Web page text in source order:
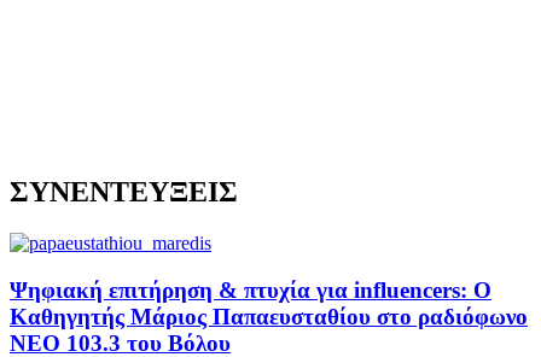
ΣΥΝΕΝΤΕΥΞΕΙΣ
Ψηφιακή επιτήρηση & πτυχία για influencers: Ο
Καθηγητής Μάριος Παπαευσταθίου στο ραδιόφωνο
NEO 103.3 του Βόλου